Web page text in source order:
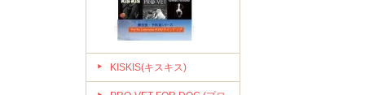
KISKIS(キスキス)